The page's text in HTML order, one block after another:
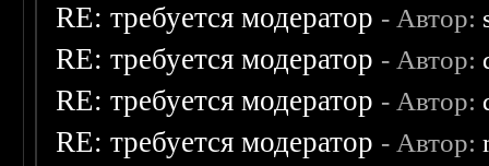
RE: требуется модератор - Автор:
RE: требуется модератор - Автор:
RE: требуется модератор - Автор:
RE: требуется модератор - Автор: